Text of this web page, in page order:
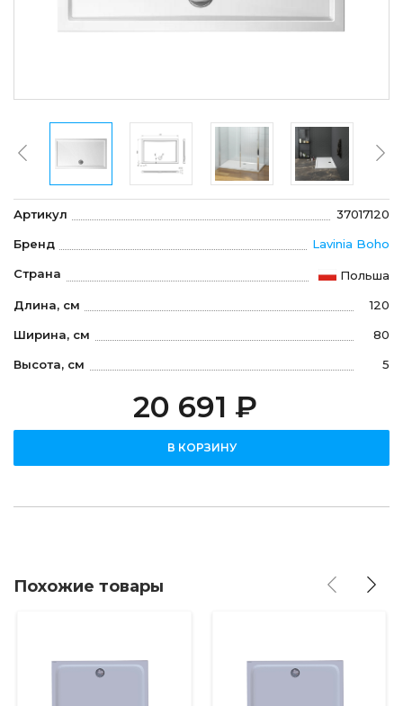
Артикул 37017120
Бренд Lavinia Boho
Страна Польша
Длина, см 120
Ширина, см 80
Высота, см 5
20 691 ₽
В КОРЗИНУ
Похожие товары